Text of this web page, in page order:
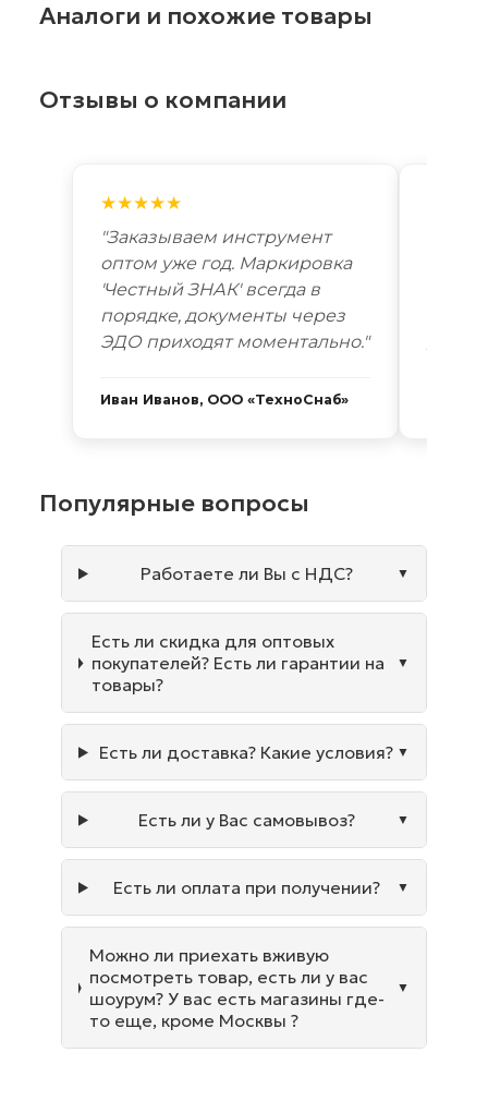
Аналоги и похожие товары
Отзывы о компании
★★★★★
"Заказываем инструмент
оптом уже год. Маркировка
'Честный ЗНАК' всегда в
порядке, документы через
ЭДО приходят моментально."
Иван Иванов, ООО «ТехноСнаб»
Популярные вопросы
Работаете ли Вы с НДС?
Есть ли скидка для оптовых
покупателей? Есть ли гарантии на
товары?
Есть ли доставка? Какие условия?
Есть ли у Вас самовывоз?
Есть ли оплата при получении?
Можно ли приехать вживую
посмотреть товар, есть ли у вас
шоурум? У вас есть магазины где-
то еще, кроме Москвы ?